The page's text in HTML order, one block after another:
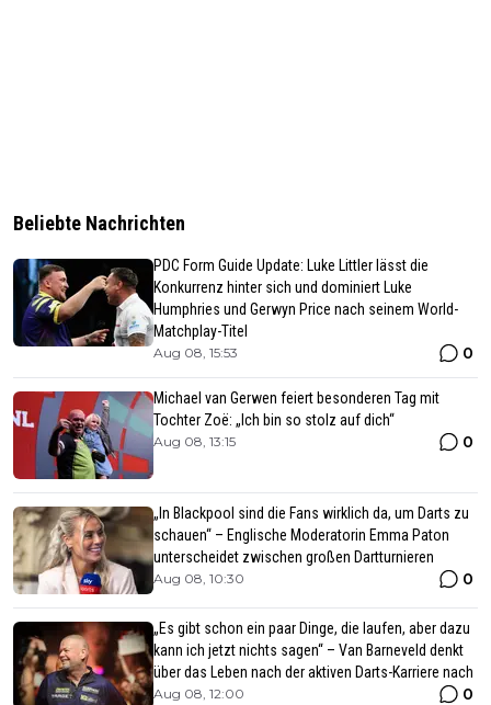
Beliebte Nachrichten
PDC Form Guide Update: Luke Littler lässt die
Konkurrenz hinter sich und dominiert Luke
Humphries und Gerwyn Price nach seinem World-
Matchplay-Titel
Aug 08, 15:53 0
Michael van Gerwen feiert besonderen Tag mit
Tochter Zoë: „Ich bin so stolz auf dich“
Aug 08, 13:15 0
„In Blackpool sind die Fans wirklich da, um Darts zu
schauen“ – Englische Moderatorin Emma Paton
unterscheidet zwischen großen Dartturnieren
Aug 08, 10:30 0
„Es gibt schon ein paar Dinge, die laufen, aber dazu
kann ich jetzt nichts sagen“ – Van Barneveld denkt
über das Leben nach der aktiven Darts-Karriere nach
Aug 08, 12:00 0